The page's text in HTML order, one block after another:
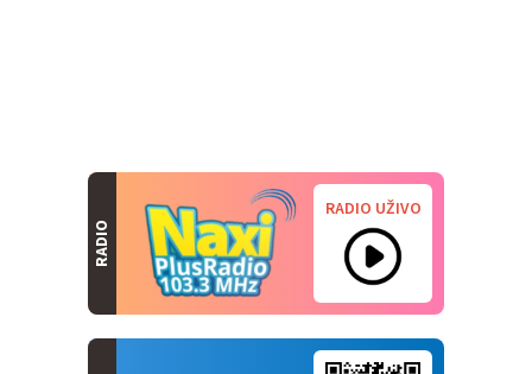
RADIO
RADIO UŽIVO